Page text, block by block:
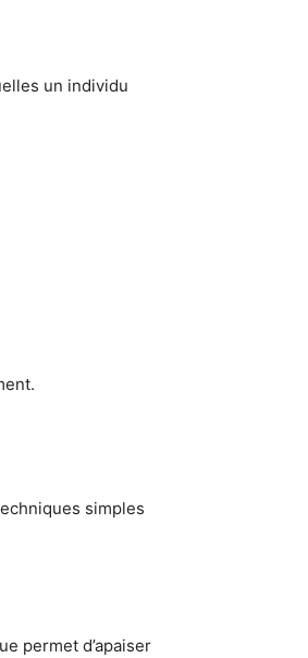
un individu
simples
permet d’apaiser